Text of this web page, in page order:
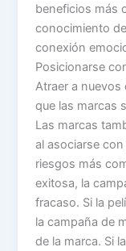
beneficios más
conocimiento
conexión
Posicionarse
Atraer a nuevos
que las marcas
Las marcas
al asociarse
riesgos más
exitosa, la
fracaso. Si la
la campaña de
de la marca. Si